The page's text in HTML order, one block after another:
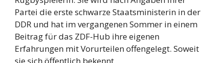
Partei die erste schwarze Staatsministerin in der
DDR und hat im vergangenen Sommer in einem
Beitrag für das ZDF-Hub ihre eigenen
Erfahrungen mit Vorurteilen offengelegt. Soweit